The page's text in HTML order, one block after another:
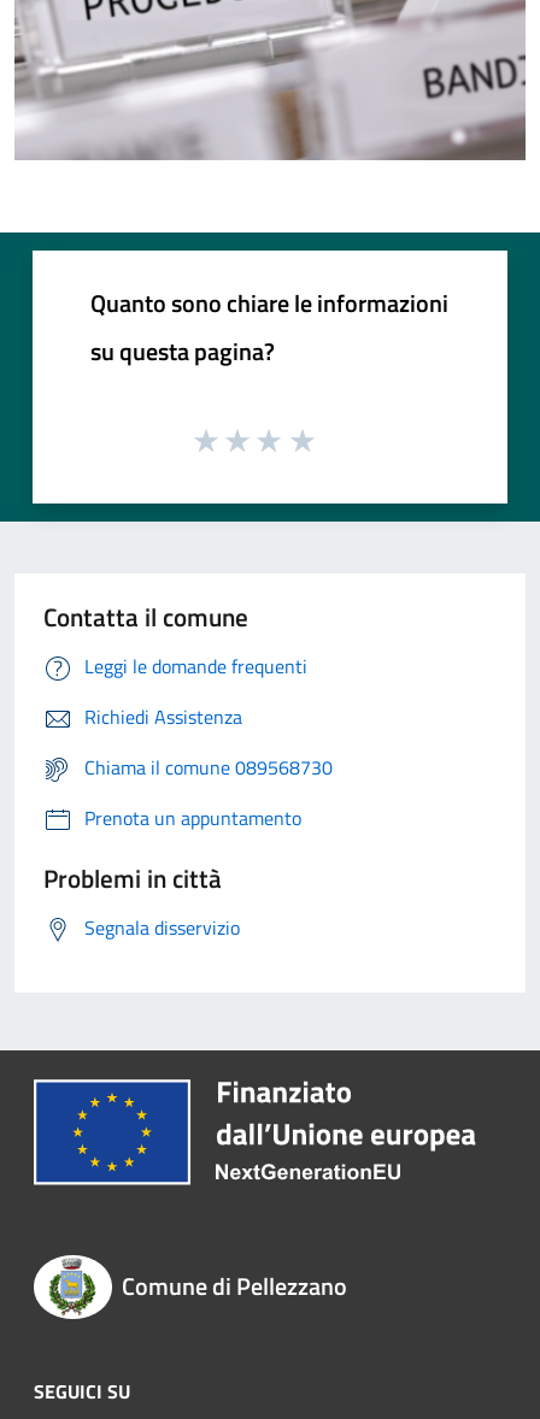
Quanto sono chiare le informazioni
su questa pagina?
Contatta il comune
Leggi le domande frequenti
Richiedi Assistenza
Chiama il comune 089568730
Prenota un appuntamento
Problemi in città
Segnala disservizio
Comune di Pellezzano
SEGUICI SU